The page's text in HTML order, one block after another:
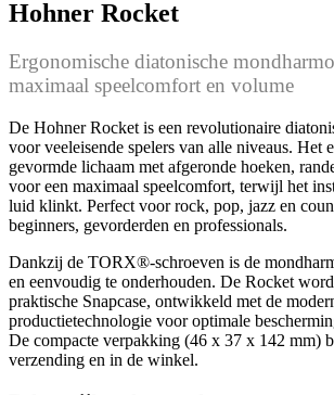
Hohner Rocket
Ergonomische diatonische
maximaal speelcomfort en volume
De Hohner Rocket is een revolutionaire
voor veeleisende spelers van alle niveaus. Het
gevormde lichaam met afgeronde hoeken,
voor een maximaal speelcomfort, terwijl het
luid klinkt. Perfect voor rock, pop, jazz en
beginners, gevorderden en professionals.
Dankzij de TORX®-schroeven is de
en eenvoudig te onderhouden. De Rocket
praktische Snapcase, ontwikkeld met de
productietechnologie voor optimale
De compacte verpakking (46 x 37 x 142 mm)
verzending en in de winkel.